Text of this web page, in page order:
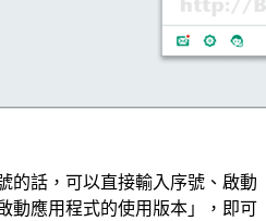
的話，可以直接輸入序號、啟動
動應用程式的使用版本」，即可